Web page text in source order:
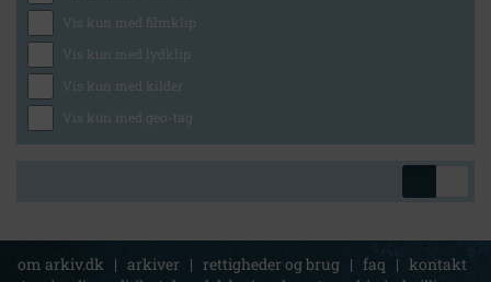
Vis kun med filmklip
Vis kun med lydklip
Vis kun med kilder
Vis kun med geo-tag
om arkiv.dk | arkiver | rettigheder og brug | faq | kontakt